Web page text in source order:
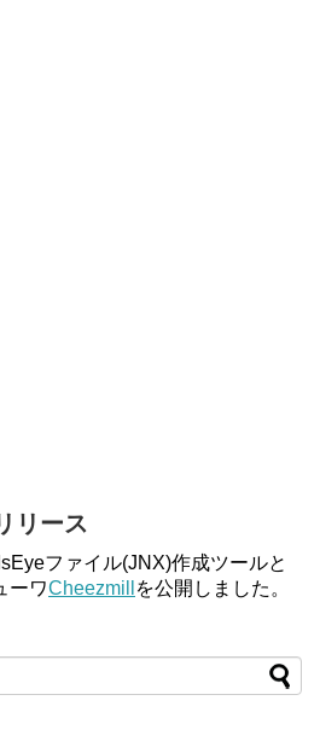
リース
ファイル(JNX)作成ツールと
ーワCheezmill を公開しました。